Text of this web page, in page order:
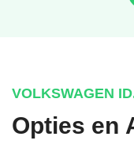
VOLKSWAGEN
Opties en